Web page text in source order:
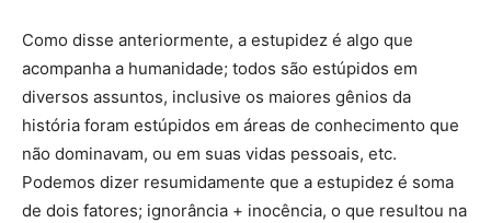
Como disse anteriormente, a estupidez é algo que
acompanha a humanidade; todos são estúpidos em
diversos assuntos, inclusive os maiores gênios da
história foram estúpidos em áreas de conhecimento que
não dominavam, ou em suas vidas pessoais, etc.
Podemos dizer resumidamente que a estupidez é soma
de dois fatores; ignorância + inocência, o que resultou na